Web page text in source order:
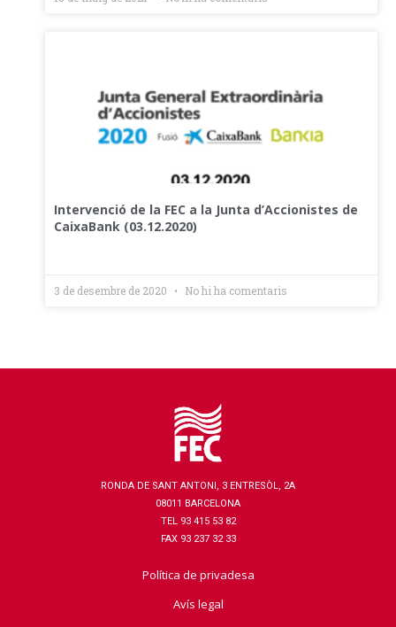
Intervenció de la FEC a la Junta d’Accionistes de
CaixaBank (03.12.2020)
3 de desembre de 2020 No hi ha comentaris
RONDA DE SANT ANTONI, 3 ENTRESÒL, 2A
08011 BARCELONA
TEL 93 415 53 82
FAX 93 237 32 33
Política de privadesa
Avís legal